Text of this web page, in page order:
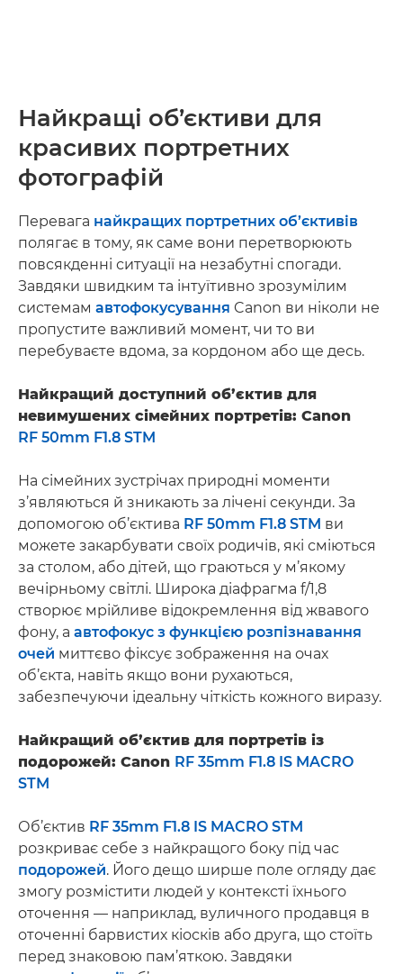
Найкращі об’єктиви для
красивих портретних
фотографій
Перевага найкращих портретних об’єктивів
полягає в тому, як саме вони перетворюють
повсякденні ситуації на незабутні спогади.
Завдяки швидким та інтуїтивно зрозумілим
системам автофокусування Canon ви ніколи не
пропустите важливий момент, чи то ви
перебуваєте вдома, за кордоном або ще десь.
Найкращий доступний об’єктив для
невимушених сімейних портретів: Canon
RF 50mm F1.8 STM
На сімейних зустрічах природні моменти
з’являються й зникають за лічені секунди. За
допомогою об’єктива RF 50mm F1.8 STM ви
можете закарбувати своїх родичів, які сміються
за столом, або дітей, що граються у м’якому
вечірньому світлі. Широка діафрагма f/1,8
створює мрійливе відокремлення від жвавого
фону, а автофокус з функцією розпізнавання
очей миттєво фіксує зображення на очах
об’єкта, навіть якщо вони рухаються,
забезпечуючи ідеальну чіткість кожного виразу.
Найкращий об’єктив для портретів із
подорожей: Canon RF 35mm F1.8 IS MACRO
STM
Об’єктив RF 35mm F1.8 IS MACRO STM
розкриває себе з найкращого боку під час
подорожей. Його дещо ширше поле огляду дає
змогу розмістити людей у контексті їхнього
оточення — наприклад, вуличного продавця в
оточенні барвистих кіосків або друга, що стоїть
перед знаковою пам’яткою. Завдяки